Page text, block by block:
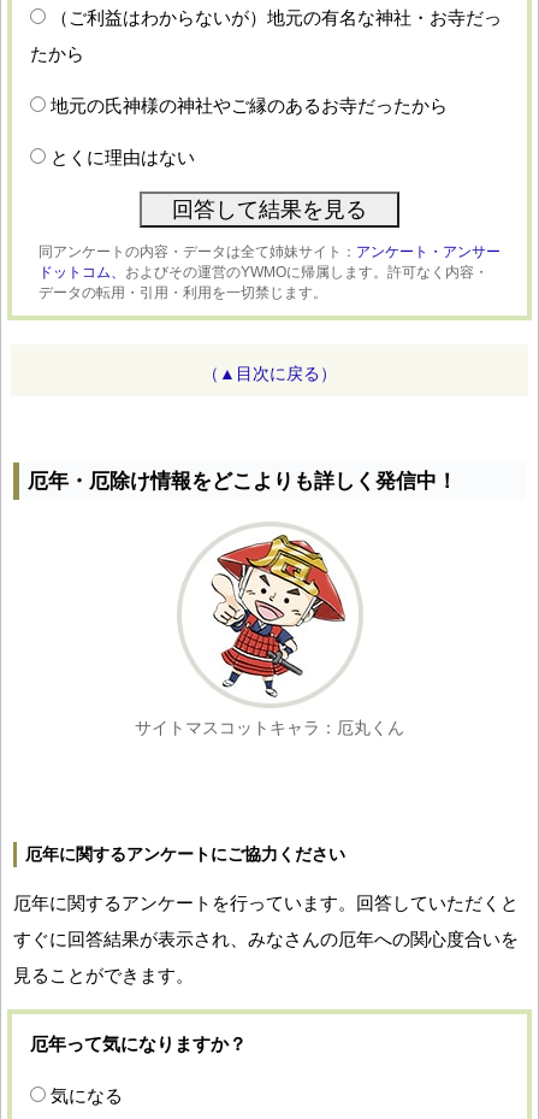
（ご利益はわからないが）地元の有名な神社・お寺だっ
たから
地元の氏神様の神社やご縁のあるお寺だったから
とくに理由はない
同アンケートの内容・データは全て姉妹サイト： アンケート・アンサー
ドットコム、 およびその運営のYWMOに帰属します。許可なく内容・
データの転用・引用・利用を一切禁じます。
（▲目次に戻る）
厄年・厄除け情報をどこよりも詳しく発信中！
サイトマスコットキャラ：厄丸くん
厄年に関するアンケートにご協力ください
厄年に関するアンケートを行っています。回答していただくと
すぐに回答結果が表示され、みなさんの厄年への関心度合いを
見ることができます。
厄年って気になりますか？
気になる